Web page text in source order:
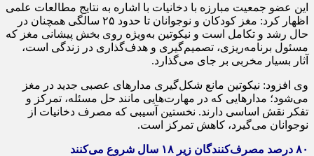
این عضو جمعیت مبارزه با دخانیات با اشاره به نتایج مطالعات علمی
اظهار کرد: مغز کودکان و نوجوانان تا حدود ۲۵ سالگی همچنان در
حال رشد و تکامل است و نیکوتین به‌ویژه روی بخش پیشانی مغز که
مسئول برنامه‌ریزی، تصمیم‌گیری و هدف‌گذاری در زندگی است،
آثار بسیار مخربی بر جای می‌گذارد.
وی افزود: نیکوتین مانع شکل‌گیری مدارهای عصبی جدید در مغز
می‌شود؛ مدارهایی که در مهارت‌هایی مانند حل مسئله، تمرکز و
تفکر نقش اساسی دارند. نخستین آسیبی که مصرف دخانیات از
نوجوانان می‌گیرد، کاهش تمرکز است.
۸۰ درصد مصرف‌کنندگان زیر ۱۸ سال شروع می‌کنند